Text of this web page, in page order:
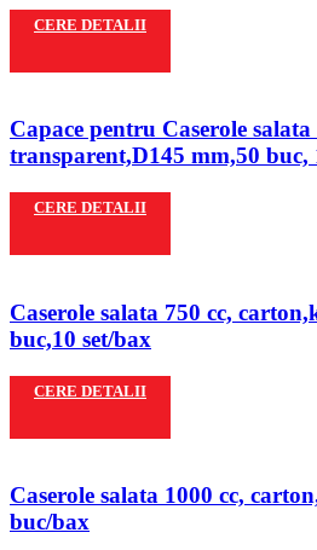
CERE DETALII
Capace pentru Caserole
transparent,D145 mm,50 buc,
CERE DETALII
Caserole salata 750 cc,
buc,10 set/bax
CERE DETALII
Caserole salata 1000 cc,
buc/bax